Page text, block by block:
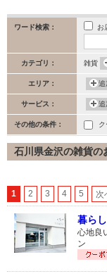
ワード検索： お
カテゴリ： 雑貨
エリア： 追
サービス： 追
その他の条件： ク
石川県金沢の雑貨の
1 2 3 4 5 次
暮ら
心地良
ン